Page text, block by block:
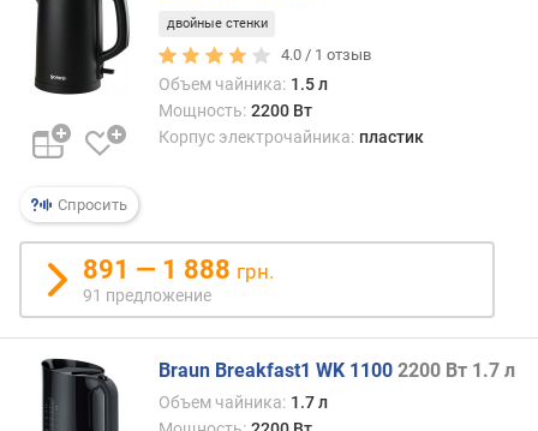
Спросить
двойные стенки
4.0 / 1 отзыв
Объем чайника: 1.5 л
Мощность: 2200 Вт
Корпус электрочайника: пластик
891 — 1 888 грн.
91 предложение
Braun Breakfast1 WK 1100 2200 Вт 1.7 л
Объем чайника: 1.7 л